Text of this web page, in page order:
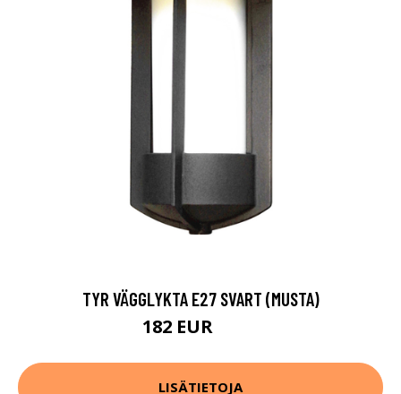
TYR VÄGGLYKTA E27 SVART (MUSTA)
182 EUR
LISÄTIETOJA